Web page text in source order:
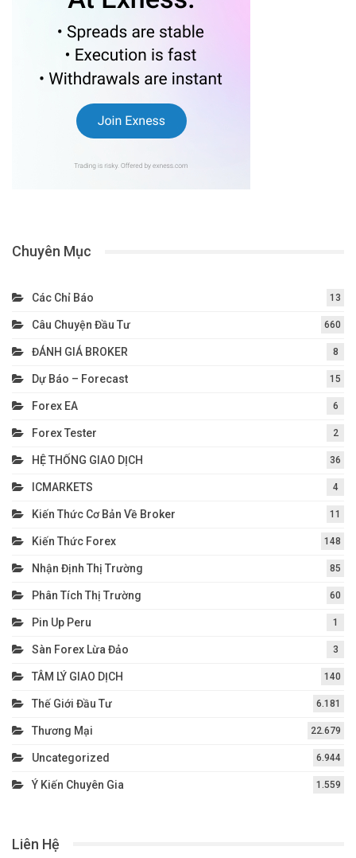
Chuyên Mục
Các Chỉ Báo 13
Câu Chuyện Đầu Tư 660
ĐÁNH GIÁ BROKER 8
Dự Báo – Forecast 15
Forex EA 6
Forex Tester 2
HỆ THỐNG GIAO DỊCH 36
ICMARKETS 4
Kiến Thức Cơ Bản Về Broker 11
Kiến Thức Forex 148
Nhận Định Thị Trường 85
Phân Tích Thị Trường 60
Pin Up Peru 1
Sàn Forex Lừa Đảo 3
TÂM LÝ GIAO DỊCH 140
Thế Giới Đầu Tư 6.181
Thương Mại 22.679
Uncategorized 6.944
Ý Kiến Chuyên Gia 1.559
Liên Hệ